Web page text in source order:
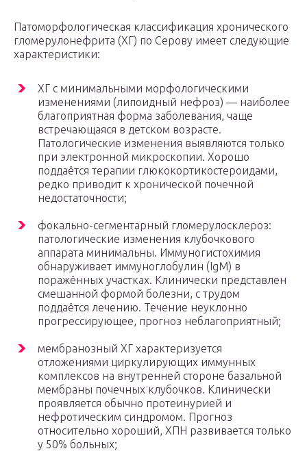
Патоморфологическая классификация хронического
гломерулонефрита (ХГ) по Серову имеет следующие
характеристики:
ХГ с минимальными морфологическими
изменениями (липоидный нефроз) — наиболее
благоприятная форма заболевания, чаще
встречающаяся в детском возрасте.
Патологические изменения выявляются только
при электронной микроскопии. Хорошо
поддаётся терапии глюкокортикостероидами,
редко приводит к хронической почечной
недостаточности;
фокально-сегментарный гломерулосклероз:
патологические изменения клубочкового
аппарата минимальны. Иммуногистохимия
обнаруживает иммуноглобулин (IgM) в
поражённых участках. Клинически представлен
смешанной формой болезни, с трудом
поддаётся лечению. Течение неуклонно
прогрессирующее, прогноз неблагоприятный;
мембранозный ХГ характеризуется
отложениями циркулирующих иммунных
комплексов на внутренней стороне базальной
мембраны почечных клубочков. Клинически
проявляется обычно протеинурией и
нефротическим синдромом. Прогноз
относительно хороший, ХПН развивается только
у 50% больных;